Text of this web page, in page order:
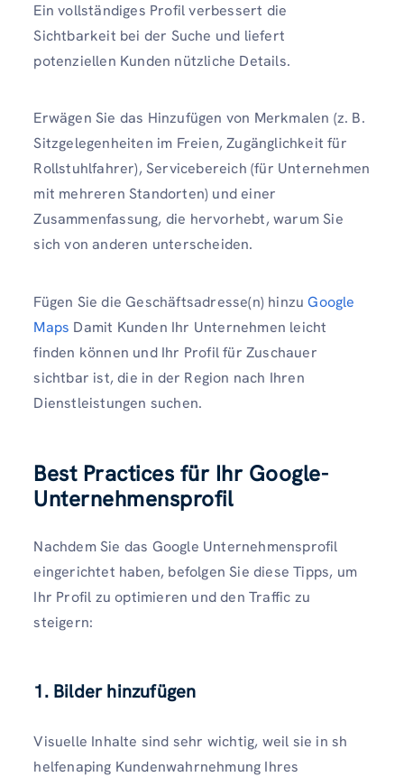
Ein vollständiges Profil verbessert die
Sichtbarkeit bei der Suche und liefert
potenziellen Kunden nützliche Details.
Erwägen Sie das Hinzufügen von Merkmalen (z. B.
Sitzgelegenheiten im Freien, Zugänglichkeit für
Rollstuhlfahrer), Servicebereich (für Unternehmen
mit mehreren Standorten) und einer
Zusammenfassung, die hervorhebt, warum Sie
sich von anderen unterscheiden.
Fügen Sie die Geschäftsadresse(n) hinzuGoogle
Maps Damit Kunden Ihr Unternehmen leicht
finden können und Ihr Profil für Zuschauer
sichtbar ist, die in der Region nach Ihren
Dienstleistungen suchen.
Best Practices für Ihr Google-
Unternehmensprofil
Nachdem Sie das Google Unternehmensprofil
eingerichtet haben, befolgen Sie diese Tipps, um
Ihr Profil zu optimieren und den Traffic zu
steigern:
1. Bilder hinzufügen
Visuelle Inhalte sind sehr wichtig, weil sie in sh
helfenaping Kundenwahrnehmung Ihres